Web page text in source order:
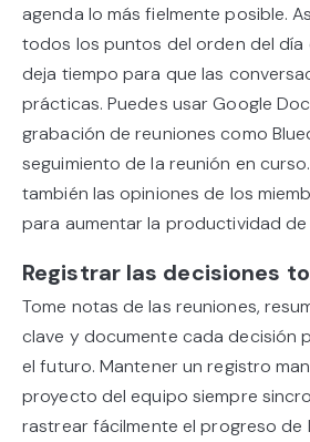
agenda lo más fielmente posible.
todos los puntos del orden del
deja tiempo para que las
prácticas. Puedes usar Google
grabación de reuniones como
seguimiento de la reunión en
también las opiniones de los
para aumentar la productividad de
Registrar las decisiones
Tome notas de las reuniones,
clave y documente cada decisión
el futuro. Mantener un registro
proyecto del equipo siempre
rastrear fácilmente el progreso de